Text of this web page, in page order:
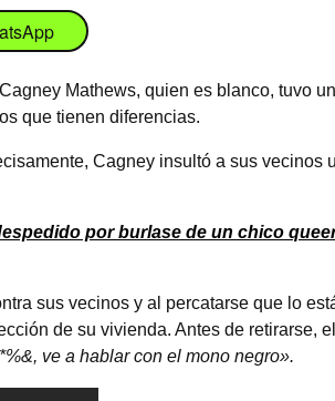
Mathews, quien es blanco, tuvo
que tienen diferencias.
Cagney insultó a sus vecinos
por burlase de un chico
sus vecinos y al percatarse que lo
de su vivienda. Antes de retirarse,
ve a hablar con el mono negro».